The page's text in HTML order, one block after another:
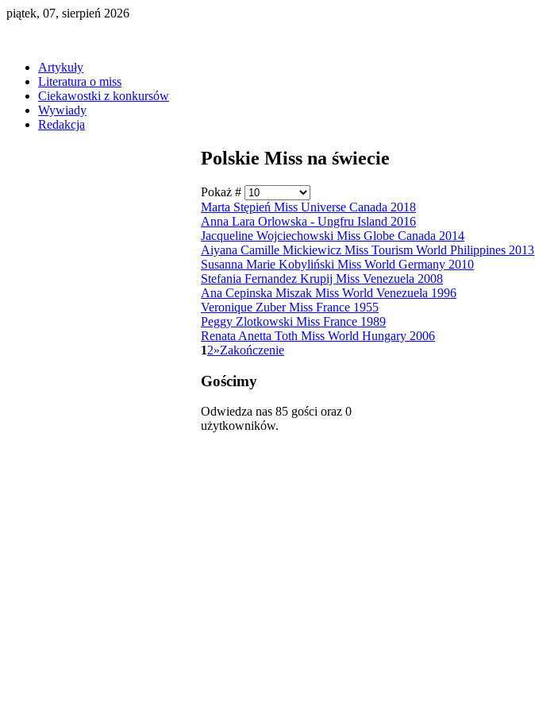
piątek, 07, sierpień 2026
Artykuły
Literatura o miss
Ciekawostki z konkursów
Wywiady
Redakcja
Polskie Miss na świecie
Pokaż #
Marta Stępień Miss Universe Canada 2018
Anna Lara Orlowska - Ungfru Island 2016
Jacqueline Wojciechowski Miss Globe Canada 2014
Aiyana Camille Mickiewicz Miss Tourism World Philippines 2013
Susanna Marie Kobyliński Miss World Germany 2010
Stefania Fernandez Krupij Miss Venezuela 2008
Ana Cepinska Miszak Miss World Venezuela 1996
Veronique Zuber Miss France 1955
Peggy Zlotkowski Miss France 1989
Renata Anetta Toth Miss World Hungary 2006
12»Zakończenie
Gościmy
Odwiedza nas 85 gości oraz 0
użytkowników.